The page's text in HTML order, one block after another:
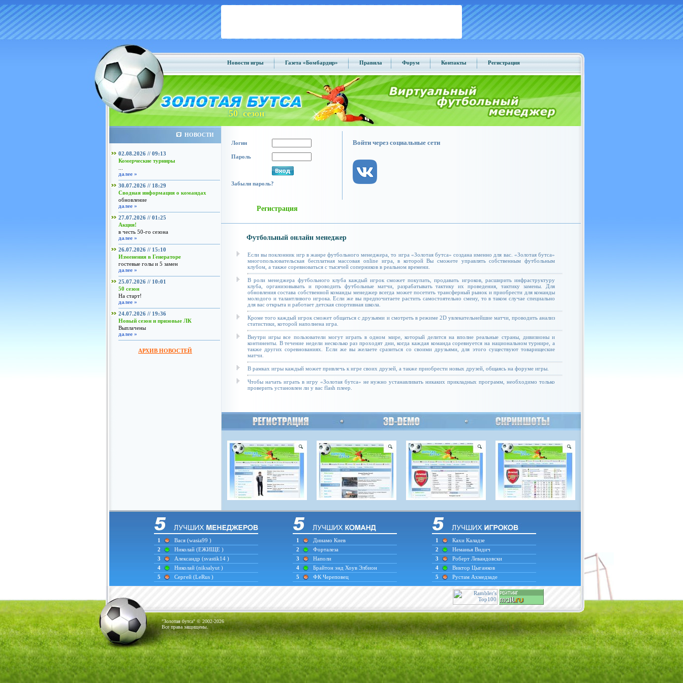
Новости игры Газета «Бомбардир» Правила Форум Контакты Регистрация
50 сезон
НОВОСТИ
02.08.2026 // 09:13
Комерческие турниры
далее »
30.07.2026 // 18:29
Сводная информация о командах
обновление
далее »
27.07.2026 // 01:25
Акция!
в честь 50-го сезона
далее »
26.07.2026 // 15:10
Изменения в Генераторе
гостевые голы и 5 замен
далее »
25.07.2026 // 10:01
50 сезон
На старт!
далее »
24.07.2026 // 19:36
Новый сезон и призовые ЛК
Выплачены
далее »
АРХИВ НОВОСТЕЙ
Логин
Пароль
Забыли пароль?
Войти через социальные сети
Регистрация
Футбольный онлайн менеджер
Если вы поклонник игр в жанре футбольного менеджера, то игра «Золотая бутса» создана именно для вас. «Золотая бутса»
многопользовательская бесплатная массовая online игра, в которой Вы сможете управлять собственным футбольным
клубом, а также соревноваться с тысячей соперников в реальном времени.
В роли менеджера футбольного клуба каждый игрок сможет покупать, продавать игроков, расширить инфраструктуру
клуба, организовывать и проводить футбольные матчи, разрабатывать тактику их проведения, тактику замены. Для
обновления состава собственной команды менеджер всегда может посетить трансферный рынок и приобрести для команды
молодого и талантливого игрока. Если же вы предпочитаете растить самостоятельно смену, то в таком случае специально
для вас открыта и работает детская спортивная школа.
Кроме того каждый игрок сможет общаться с друзьями и смотреть в режиме 2D увлекательнейшие матчи, проводить анализ
статистики, которой наполнена игра.
Внутри игры все пользователи могут играть в одном мире, который делится на вполне реальные страны, дивизионы и
континенты. В течение недели несколько раз проходят дни, когда каждая команда соревнуется на национальном турнире, а
также других соревнованиях. Если же вы желаете сразиться со своими друзьями, для этого существуют товарищеские
матчи.
В рамках игры каждый может привлечь к игре своих друзей, а также приобрести новых друзей, общаясь на форуме игры.
Чтобы начать играть в игру «Золотая бутса» не нужно устанавливать никаких прикладных программ, необходимо только
проверить установлен ли у вас flash плеер.
1 Вася (wasia99 )
2
Николай (ЕЖИЩЕ )
3
Александр (svastik14 )
4
Николай (niksalyut )
5
Сергей (LeRus )
1
Динамо Киев
2
Форталеза
3
Наполи
4
Брайтон энд Хоув Элбион
5
ФК Череповец
1
Кахи Каладзе
2
Неманья Видич
3
Роберт Левандовски
4
Виктор Цыганков
5
Рустам Ахмедзаде
"Золотая бутса" © 2002-2026
Все права защищены.